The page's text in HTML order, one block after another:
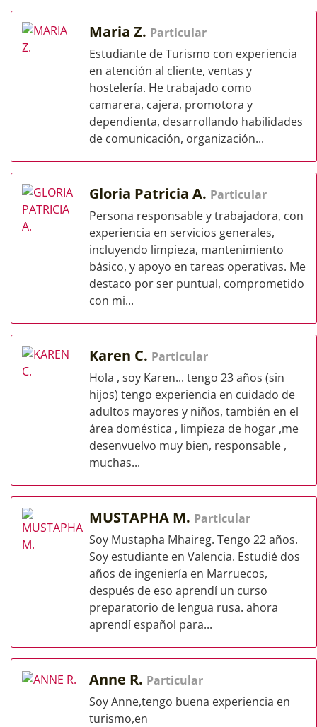
Maria Z. Particular
Estudiante de Turismo con experiencia
en atención al cliente, ventas y
hostelería. He trabajado como
camarera, cajera, promotora y
dependienta, desarrollando habilidades
de comunicación, organización...
Gloria Patricia A. Particular
Persona responsable y trabajadora, con
experiencia en servicios generales,
incluyendo limpieza, mantenimiento
básico, y apoyo en tareas operativas. Me
destaco por ser puntual, comprometido
con mi...
Karen C. Particular
Hola , soy Karen... tengo 23 años (sin
hijos) tengo experiencia en cuidado de
adultos mayores y niños, también en el
área doméstica , limpieza de hogar ,me
desenvuelvo muy bien, responsable ,
muchas...
MUSTAPHA M. Particular
Soy Mustapha Mhaireg. Tengo 22 años.
Soy estudiante en Valencia. Estudié dos
años de ingeniería en Marruecos,
después de eso aprendí un curso
preparatorio de lengua rusa. ahora
aprendí español para...
Anne R. Particular
Soy Anne,tengo buena experiencia en
turismo,en